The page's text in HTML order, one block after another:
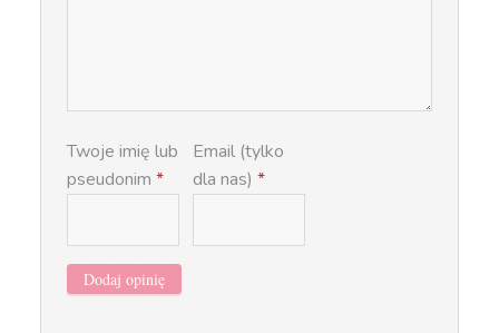
Twoje imię lub
pseudonim *
Email (tylko
dla nas)*